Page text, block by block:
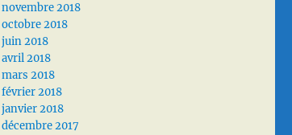
novembre 2018
octobre 2018
juin 2018
avril 2018
mars 2018
février 2018
janvier 2018
décembre 2017